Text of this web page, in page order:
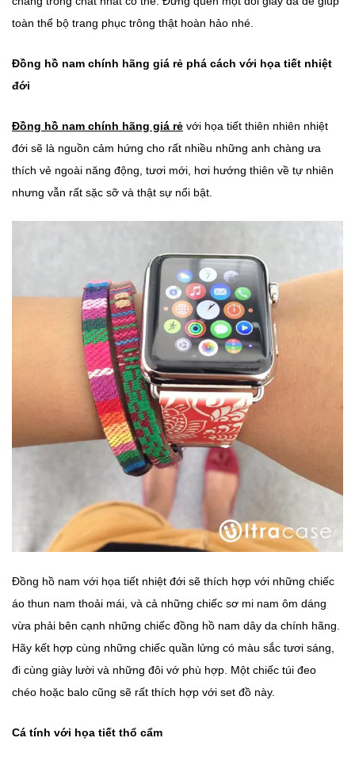
toàn thể bộ trang phục trông thật hoàn hảo nhé.
Đồng hồ nam chính hãng giá rẻ phá cách với họa tiết nhiệt
đới
Đồng hồ nam chính hãng giá rẻ với họa tiết thiên nhiên nhiệt
đới sẽ là nguồn cảm hứng cho rất nhiều những anh chàng ưa
thích vẻ ngoài năng động, tươi mới, hơi hướng thiên về tự nhiên
nhưng vẫn rất sặc sỡ và thật sự nổi bật.
Đồng hồ nam với họa tiết nhiệt đới sẽ thích hợp với những chiếc
áo thun nam thoải mái, và cả những chiếc sơ mi nam ôm dáng
vừa phải bên cạnh những chiếc đồng hồ nam dây da chính hãng.
Hãy kết hợp cùng những chiếc quần lửng có màu sắc tươi sáng,
đi cùng giày lười và những đôi vớ phù hợp. Một chiếc túi đeo
chéo hoặc balo cũng sẽ rất thích hợp với set đồ này.
Cá tính với họa tiết thổ cẩm